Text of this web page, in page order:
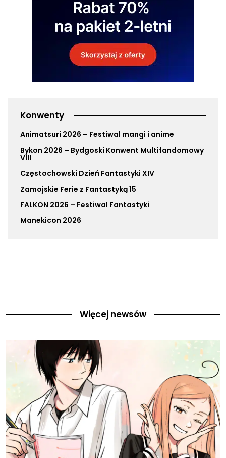
Konwenty
Animatsuri 2026 – Festiwal mangi i anime
Bykon 2026 – Bydgoski Konwent Multifandomowy
VIII
Częstochowski Dzień Fantastyki XIV
Zamojskie Ferie z Fantastyką 15
FALKON 2026 – Festiwal Fantastyki
Manekicon 2026
Więcej newsów